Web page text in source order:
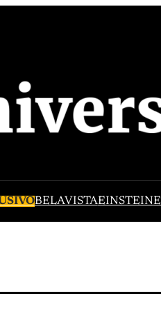
BELAVISTAEINSTEIN